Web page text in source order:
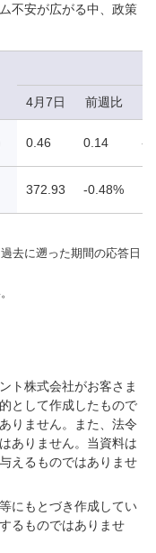
不安が広がる中、政策
4月7日 前週比
0.46 0.14 -
372.93 -0.48%
去に遡った期間の応答日
ト株式会社がお客さま
として作成したもので
りません。また、法令
ありません。当資料は
えるものではありませ
にもとづき作成してい
るものではありませ